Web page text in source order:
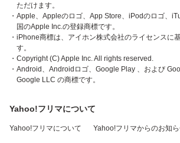
ただけます。
・Apple、Appleのロゴ、App Store、iPodのロゴ、
国のApple Inc.の登録商標です。
・iPhone商標は、アイホン株式会社のライセンスに
す。
・Copyright (C) Apple Inc. All rights reserved.
・Android、Androidロゴ、Google Play 、および
Google LLC の商標です。
Yahoo!フリマについて
Yahoo!フリマについて Yahoo!フリマからのお知